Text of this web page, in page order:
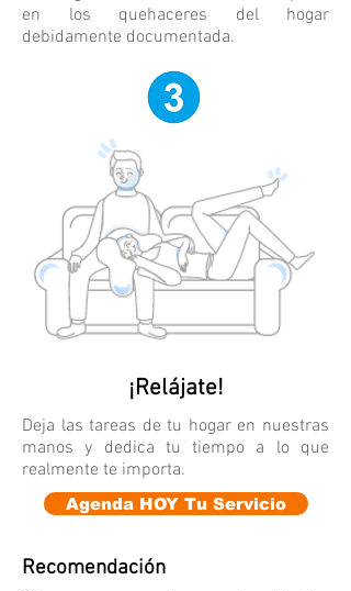
en los quehaceres del hogar
debidamente documentada.
¡Relájate!
Deja las tareas de tu hogar en nuestras
manos y dedica tu tiempo a lo que
realmente te importa.
Agenda HOY Tu Servicio
Recomendación